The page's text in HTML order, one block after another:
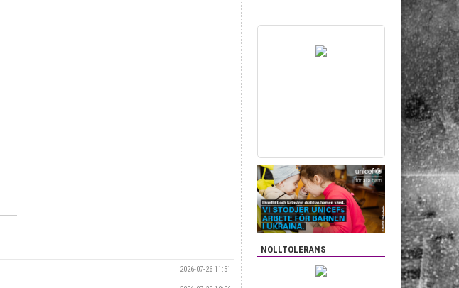
2026-07-26 11:51
NOLLTOLERANS